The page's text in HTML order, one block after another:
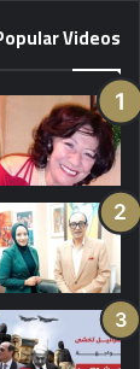
Videos